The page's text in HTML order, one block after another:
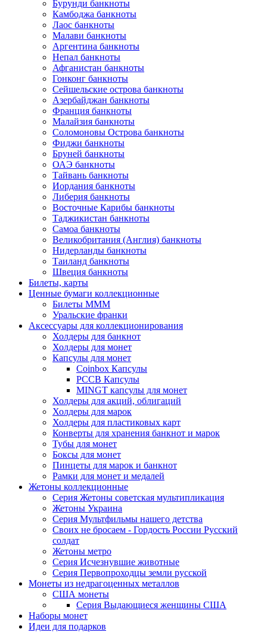
Бурунди банкноты
Камбоджа банкноты
Лаос банкноты
Малави банкноты
Аргентина банкноты
Непал банкноты
Афганистан банкноты
Гонконг банкноты
Сейшельские острова банкноты
Азербайджан банкноты
Франция банкноты
Малайзия банкноты
Соломоновы Острова банкноты
Фиджи банкноты
Бруней банкноты
ОАЭ банкноты
Тайвань банкноты
Иордания банкноты
Либерия банкноты
Восточные Карибы банкноты
Таджикистан банкноты
Самоа банкноты
Великобритания (Англия) банкноты
Нидерланды банкноты
Таиланд банкноты
Швеция банкноты
Билеты, карты
Ценные бумаги коллекционные
Билеты МММ
Уральские франки
Аксессуары для коллекционирования
Холдеры для банкнот
Холдеры для монет
Капсулы для монет
Coinbox Капсулы
РССВ Капсулы
MINGT капсулы для монет
Холдеры для акций, облигаций
Холдеры для марок
Холдеры для пластиковых карт
Конверты для хранения банкнот и марок
Тубы для монет
Боксы для монет
Пинцеты для марок и банкнот
Рамки для монет и медалей
Жетоны коллекционные
Серия Жетоны советская мультипликация
Жетоны Украина
Серия Мультфильмы нашего детства
Своих не бросаем - Гордость России Русский
солдат
Жетоны метро
Серия Исчезнувшие животные
Серия Первопроходцы земли русской
Монеты из недрагоценных металлов
США монеты
Серия Выдающиеся женщины США
Наборы монет
Идеи для подарков